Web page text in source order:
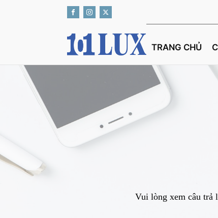
TRANG CHỦ
Vui lòng xem câu trả